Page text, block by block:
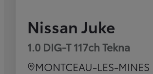
Nissan Juke
1.0 DIG-T 117ch Tekna
MONTCEAU-LES-MINES